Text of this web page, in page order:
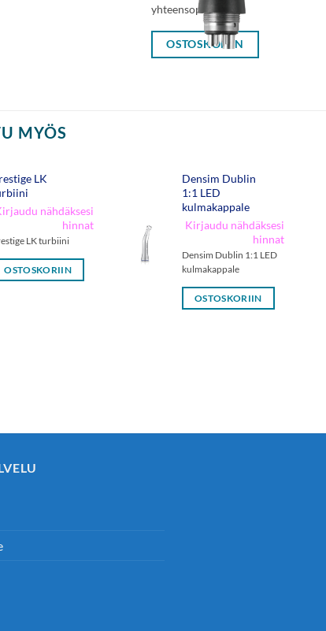
yhteensopiva
OSTOSKORIIN
MYÖS
LK
nähdäksesi
hinnat
LK turbiini
OSTOSKORIIN
Densim Dublin
1:1 LED
kulmakappale
Kirjaudu nähdäksesi
hinnat
Densim Dublin 1:1 LED
kulmakappale
OSTOSKORIIN